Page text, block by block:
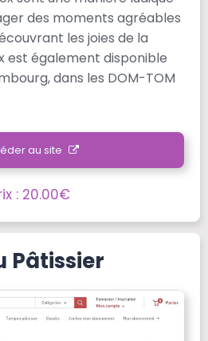
des moments agréables
les joies de la
est également disponible
dans les DOM-TOM
au site
: 20.00€
Pâtissier